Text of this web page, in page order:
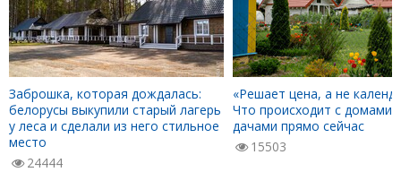
Заброшка, которая дождалась:
белорусы выкупили старый лагерь
у леса и сделали из него стильное
место
24444
«Решает цена, а не
Что происходит с домами
дачами прямо сейчас
15503